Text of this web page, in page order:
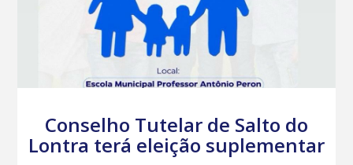
Conselho Tutelar de Salto do
Lontra terá eleição suplementar